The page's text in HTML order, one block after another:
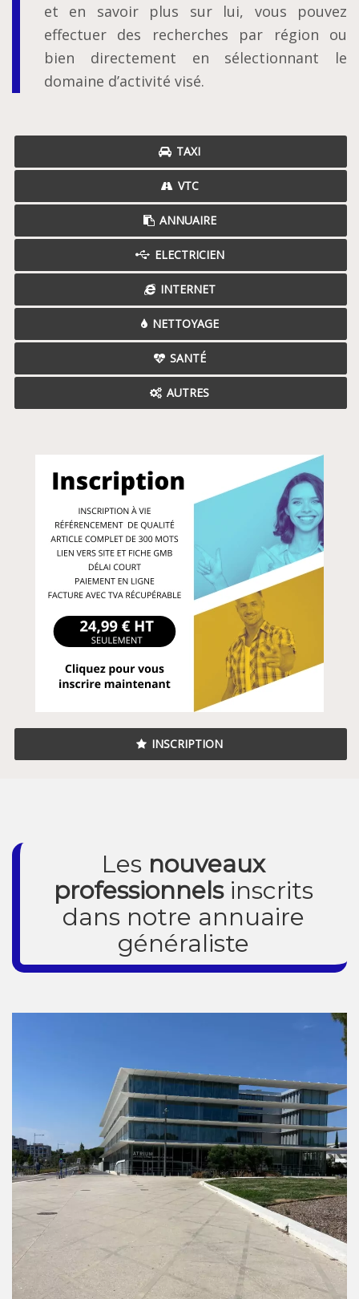
et en savoir plus sur lui, vous pouvez
effectuer des recherches par région ou
bien directement en sélectionnant le
domaine d’activité visé.
TAXI
VTC
ANNUAIRE
ELECTRICIEN
INTERNET
NETTOYAGE
SANTÉ
AUTRES
INSCRIPTION
Les nouveaux
professionnelsinscrits
dans notre annuaire
généraliste